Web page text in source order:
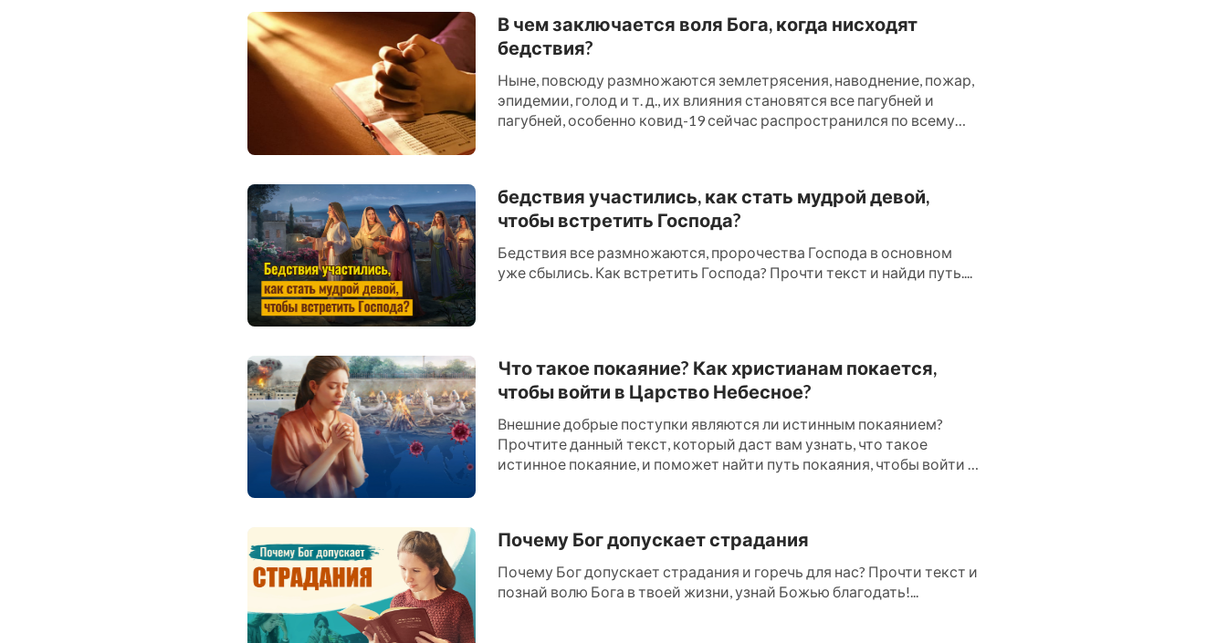
В чем заключается воля Бога, когда нисходят
бедствия?
Ныне, повсюду размножаются землетрясения, наводнение, пожар,
эпидемии, голод и т. д., их влияния становятся все пагубней и
пагубней, особенно ковид-19 сейчас распространился по всему
бедствия участились, как стать мудрой девой,
чтобы встретить Господа?
Бедствия все размножаются, пророчества Господа в основном
уже сбылись. Как встретить Господа? Прочти текст и найди путь....
Что такое покаяние? Как христианам покается,
чтобы войти в Царство Небесное?
Внешние добрые поступки являются ли истинным покаянием?
Прочтите данный текст, который даст вам узнать, что такое
истинное покаяние, и поможет найти путь покаяния, чтобы войти в
Почему Бог допускает страдания
Почему Бог допускает страдания и горечь для нас? Прочти текст и
познай волю Бога в твоей жизни, узнай Божью благодать!...